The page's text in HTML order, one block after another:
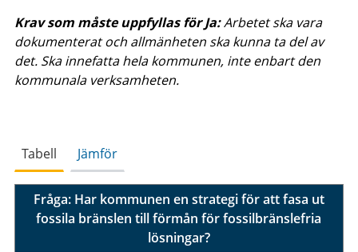
Krav som måste uppfyllas för Ja:Arbetet ska vara
dokumenterat och allmänheten ska kunna ta del av
det. Ska innefatta hela kommunen, inte enbart den
kommunala verksamheten.
Tabell Jämför
Fråga: Har kommunen en strategi för att fasa ut
fossila bränslen till förmån för fossilbränslefria
lösningar?